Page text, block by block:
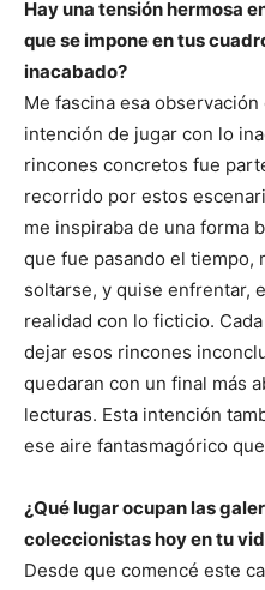
Hay una tensión hermosa
que se impone en tus
inacabado?
Me fascina esa
intención de jugar con lo
rincones concretos fue
recorrido por estos
me inspiraba de una forma
que fue pasando el tiempo,
soltarse, y quise enfrentar,
realidad con lo ficticio.
dejar esos rincones
quedaran con un final más
lecturas. Esta intención
ese aire fantasmagórico
¿Qué lugar ocupan las
coleccionistas hoy en tu
Desde que comencé este